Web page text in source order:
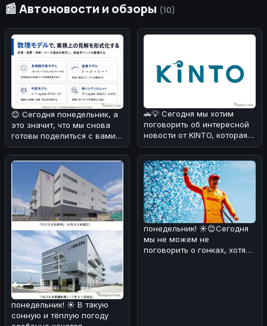
📰 Автоновости и обзоры (10)
😊 Сегодня понедельник, а
это значит, что мы снова
готовы поделиться с вами
интересными новостями из
🚗💡 Сегодня мы хотим
поговорить об интересной
новости от KINTO, которая
наверняка порадует
любителе
понедельник! ☀️ В такую
сонную и тёплую погоду
понедельник! ☀️😊Сегодня
мы не можем не
поговорить о гонках, хотя